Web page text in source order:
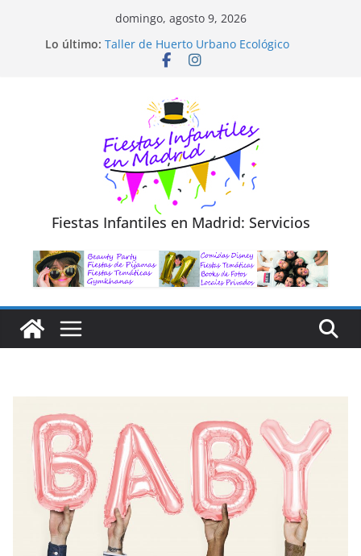
domingo, agosto 9, 2026
Lo último: Taller de Huerto Urbano Ecológico
TALLER FOTOGRAFÍA LA NATURALEZA
Trivial Virtual para niños
Fiestas Infantiles en Madrid: Servicios